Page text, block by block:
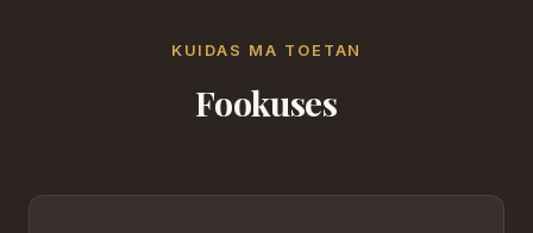
KUIDAS MA TOETAN
Fookuses